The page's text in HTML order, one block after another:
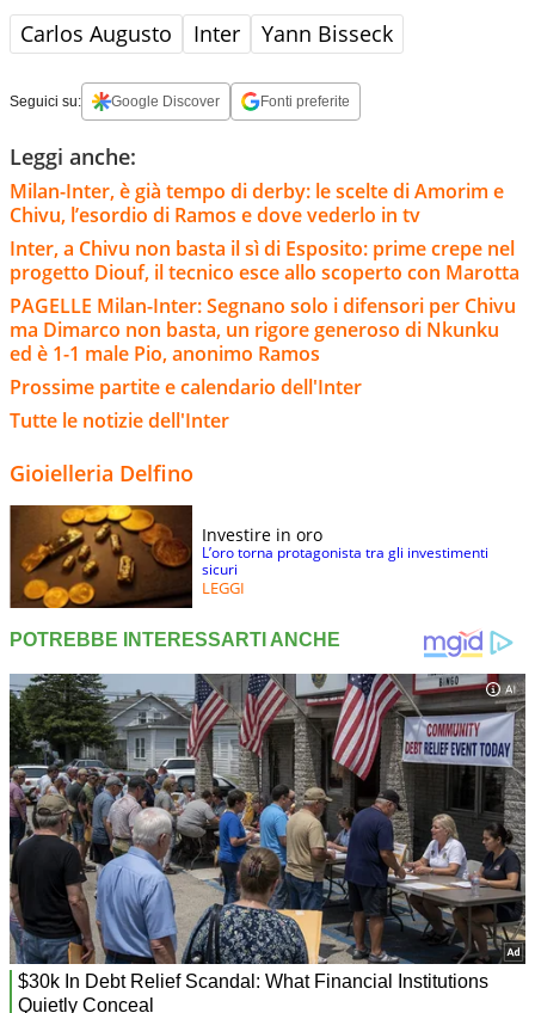
Carlos Augusto Inter Yann Bisseck
Seguici su: Google Discover Fonti preferite
Leggi anche:
Milan-Inter, è già tempo di derby: le scelte di Amorim e
Chivu, l’esordio di Ramos e dove vederlo in tv
Inter, a Chivu non basta il sì di Esposito: prime crepe nel
progetto Diouf, il tecnico esce allo scoperto con Marotta
PAGELLE Milan-Inter: Segnano solo i difensori per Chivu
ma Dimarco non basta, un rigore generoso di Nkunku
ed è 1-1 male Pio, anonimo Ramos
Prossime partite e calendario dell'Inter
Tutte le notizie dell'Inter
Gioielleria Delfino
Investire in oro
L’oro torna protagonista tra gli investimenti
sicuri
LEGGI